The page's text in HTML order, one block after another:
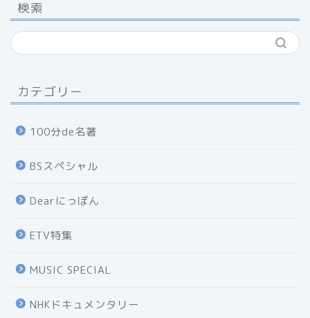
検索
カテゴリー
100分de名著
BSスペシャル
Dearにっぽん
ETV特集
MUSIC SPECIAL
NHKドキュメンタリー